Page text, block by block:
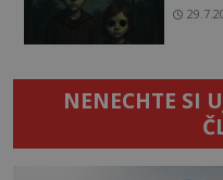
NENECHTE SI